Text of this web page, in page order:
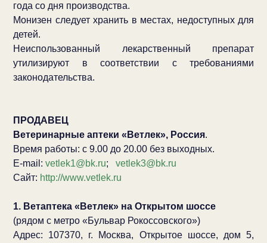
года со дня производства.
Монизен следует хранить в местах, недоступных для
детей.
Неиспользованный лекарственный препарат
утилизируют в соответствии с требованиями
законодательства.
ПРОДАВЕЦ
Ветеринарные аптеки «Ветлек», Россия.
Время работы: с 9.00 до 20.00 без выходных.
E-mail: vetlek1@bk.ru; vetlek3@bk.ru
Сайт: http://www.vetlek.ru
1. Ветаптека «Ветлек» на Открытом шоссе
(рядом с метро «Бульвар Рокоссовского»)
Адрес: 107370, г. Москва, Открытое шоссе, дом 5,